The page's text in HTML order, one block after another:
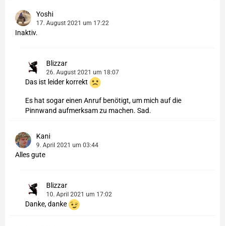
Yoshi
17. August 2021 um 17:22
Inaktiv.
Blizzar
26. August 2021 um 18:07
Das ist leider korrekt
Es hat sogar einen Anruf benötigt, um mich auf die
Pinnwand aufmerksam zu machen. Sad.
Kani
9. April 2021 um 03:44
Alles gute
Blizzar
10. April 2021 um 17:02
Danke, danke